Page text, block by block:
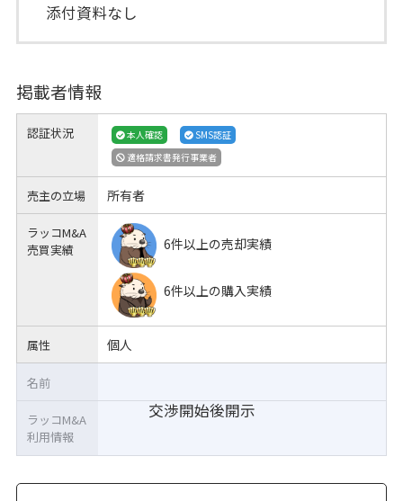
添付資料なし
掲載者情報
認証状況 本人確認
SMS認証
適格請求書発行事業者
売主の立場 所有者
ラッコM&A
売買実績
6件以上の売却実績
6件以上の購入実績
属性 個人
交渉開始後開示
名前
ラッコM&A
利用情報